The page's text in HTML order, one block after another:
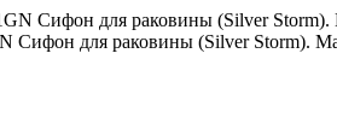
для раковины (Silver Storm).